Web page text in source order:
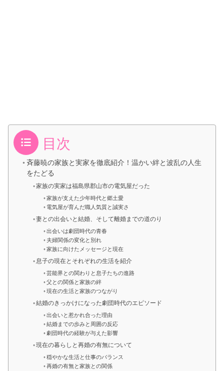
目次
斉藤暁の家族と実家を徹底紹介！温かい絆と波乱の人生
をたどる
家族の実家は福島県郡山市の電気屋だった
家族が支えた少年時代と郷土愛
電気屋が育んだ職人気質と誠実さ
妻との出会いと結婚、そして離婚までの道のり
出会いは劇団時代の青春
夫婦関係の変化と別れ
家族に向けたメッセージと現在
息子の現在とそれぞれの生活を紹介
芸能界との関わりと息子たちの進路
父との関係と家族の絆
現在の生活と家族のつながり
結婚のきっかけになった劇団時代のエピソード
出会いと惹かれ合った理由
結婚までの歩みと周囲の反応
劇団時代の経験が与えた影響
現在の暮らしと再婚の有無について
穏やかな生活と仕事のバランス
再婚の有無と家族との関係